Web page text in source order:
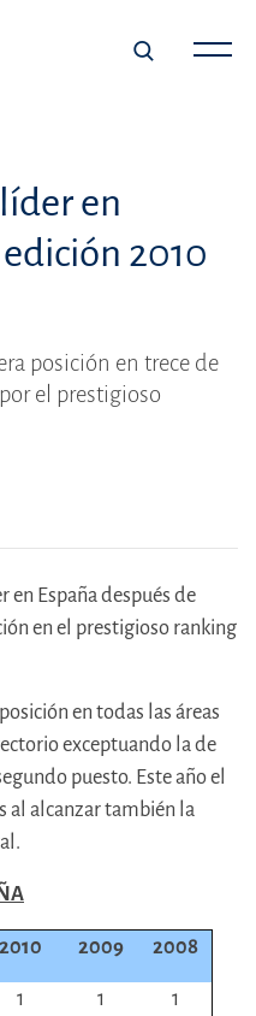
en
2010
posición en trece de
el prestigioso
en España después de
en el prestigioso ranking
en todas las áreas
exceptuando la de
puesto. Este año el
al alcanzar también la
2010 2009 2008
1 1 1